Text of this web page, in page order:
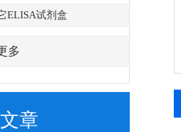
ELISA试剂盒
多
章